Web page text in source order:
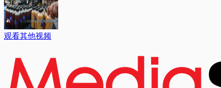
观看其他视频